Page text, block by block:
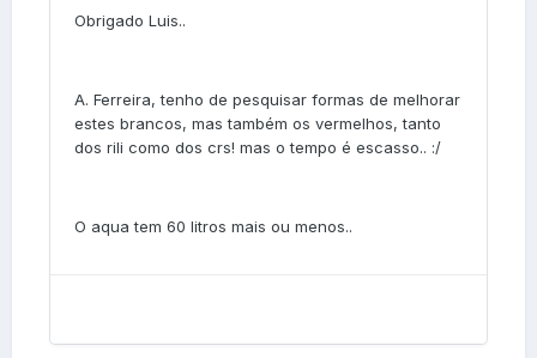
Obrigado Luis..
A. Ferreira, tenho de pesquisar formas de melhorar
estes brancos, mas também os vermelhos, tanto
dos rili como dos crs! mas o tempo é escasso.. :/
O aqua tem 60 litros mais ou menos..